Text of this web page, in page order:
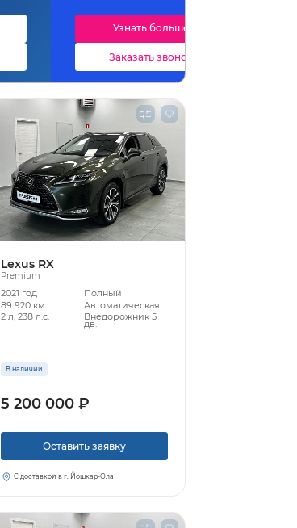
Узнать больше
Заказать звонок
Lexus RX
Premium
2021 год
Полный
89 920 км.
Автоматическая
2 л, 238 л.с.
Внедорожник 5
дв.
В наличии
5 200 000 ₽
Оставить заявку
С доставкой в г. Йошкар-Ола